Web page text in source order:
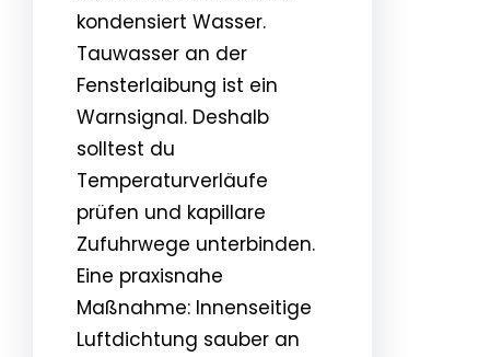
kondensiert Wasser.
Tauwasser an der
Fensterlaibung ist ein
Warnsignal. Deshalb
solltest du
Temperaturverläufe
prüfen und kapillare
Zufuhrwege unterbinden.
Eine praxisnahe
Maßnahme: Innenseitige
Luftdichtung sauber an